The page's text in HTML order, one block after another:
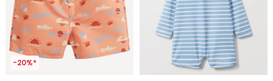
-20%*